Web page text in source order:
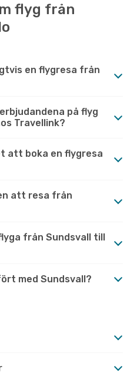
flyg från
en flygresa från
på flyg
Travellink?
att boka en flygresa
att resa från
från Sundsvall till
med Sundsvall?